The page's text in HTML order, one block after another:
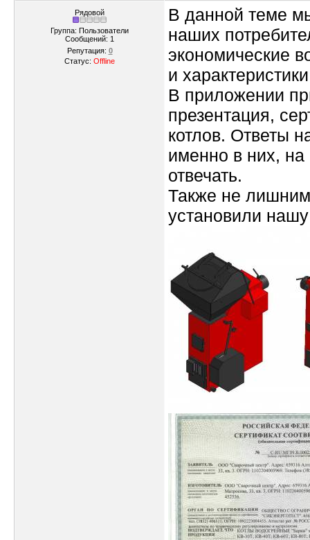
Рядовой
Группа: Пользователи
Сообщений: 1
Репутация: 0
Статус: Offline
В данной теме
наших
экономические
и
В приложении
презентация,
котлов. Ответы
именно в них, на
отвечать.
Также не лишним
установили